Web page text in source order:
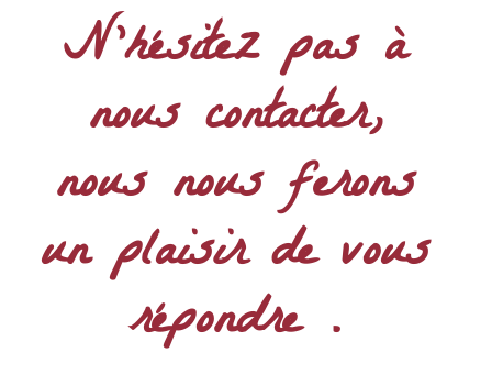
N'hésitez pas à
nous contacter,
nous nous ferons
un plaisir de vous
répondre .